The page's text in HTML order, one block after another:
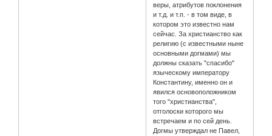
веры, атрибутов поклонения
и т.д. и т.п. - в том виде, в
котором это известно нам
сейчас. За христианство как
религию (с известными ныне
основными догмами) мы
должны сказать "спасибо"
языческому императору
Константину, именно он и
явился основоположником
того "христианства",
отголоски которого мы
встречаем и по сей день.
Догмы утверждал не Павел,